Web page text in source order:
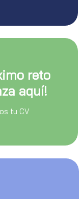
reto
aquí!
tu CV